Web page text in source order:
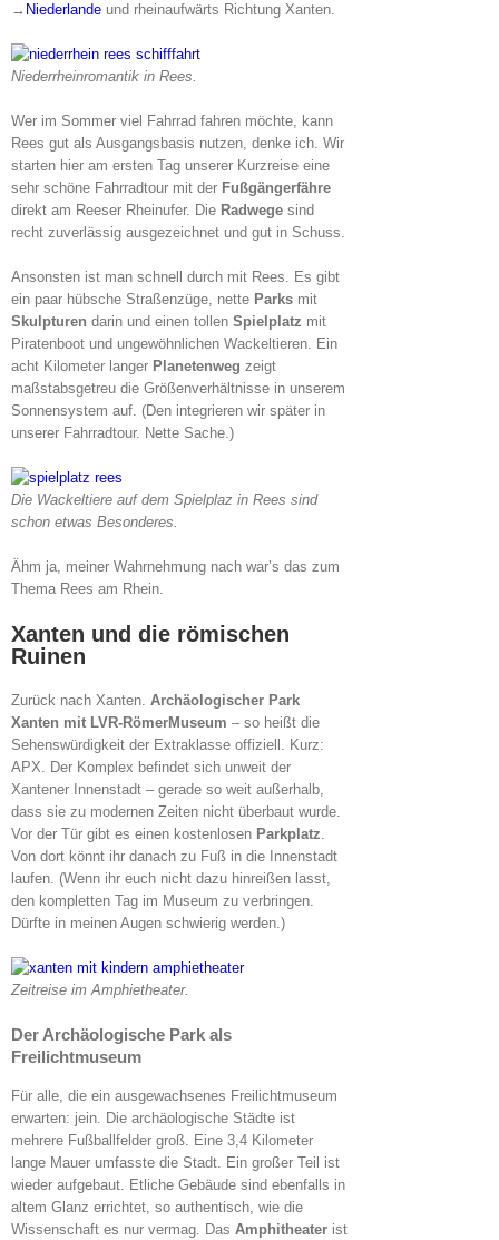
→ Niederlande und rheinaufwärts Richtung Xanten.
Niederrheinromantik in Rees.
Wer im Sommer viel Fahrrad fahren möchte, kann
Rees gut als Ausgangsbasis nutzen, denke ich. Wir
starten hier am ersten Tag unserer Kurzreise eine
sehr schöne Fahrradtour mit der Fußgängerfähre
direkt am Reeser Rheinufer. Die Radwege sind
recht zuverlässig ausgezeichnet und gut in Schuss.
Ansonsten ist man schnell durch mit Rees. Es gibt
ein paar hübsche Straßenzüge, nette Parks mit
Skulpturen darin und einen tollen Spielplatz mit
Piratenboot und ungewöhnlichen Wackeltieren. Ein
acht Kilometer langer Planetenweg zeigt
maßstabsgetreu die Größenverhältnisse in unserem
Sonnensystem auf. (Den integrieren wir später in
unserer Fahrradtour. Nette Sache.)
Die Wackeltiere auf dem Spielplaz in Rees sind
schon etwas Besonderes.
Ähm ja, meiner Wahrnehmung nach war’s das zum
Thema Rees am Rhein.
Xanten und die römischen
Ruinen
Zurück nach Xanten. Archäologischer Park
Xanten mit LVR-RömerMuseum – so heißt die
Sehenswürdigkeit der Extraklasse offiziell. Kurz:
APX. Der Komplex befindet sich unweit der
Xantener Innenstadt – gerade so weit außerhalb,
dass sie zu modernen Zeiten nicht überbaut wurde.
Vor der Tür gibt es einen kostenlosen Parkplatz.
Von dort könnt ihr danach zu Fuß in die Innenstadt
laufen. (Wenn ihr euch nicht dazu hinreißen lasst,
den kompletten Tag im Museum zu verbringen.
Dürfte in meinen Augen schwierig werden.)
Zeitreise im Amphietheater.
Der Archäologische Park als
Freilichtmuseum
Für alle, die ein ausgewachsenes Freilichtmuseum
erwarten: jein. Die archäologische Städte ist
mehrere Fußballfelder groß. Eine 3,4 Kilometer
lange Mauer umfasste die Stadt. Ein großer Teil ist
wieder aufgebaut. Etliche Gebäude sind ebenfalls in
altem Glanz errichtet, so authentisch, wie die
Wissenschaft es nur vermag. Das Amphitheater ist